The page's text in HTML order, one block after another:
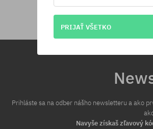
Prihláste sa na odber nášho newsletteru a ako
Navyše získaš zľavový
PRIJAŤ VŠETKO